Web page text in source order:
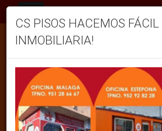
CS PISOS HACEMOS
INMOBILIARIA!